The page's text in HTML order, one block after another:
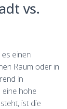
vs.
einen
Raum oder in
in
eine hohe
ist die